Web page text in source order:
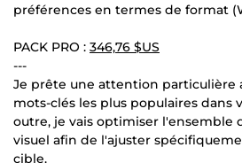
préférences en termes de format
PACK PRO : 346,76 $US
---
Je prête une attention particulière
mots-clés les plus populaires dans
outre, je vais optimiser l'ensemble
visuel afin de l'ajuster
cible.